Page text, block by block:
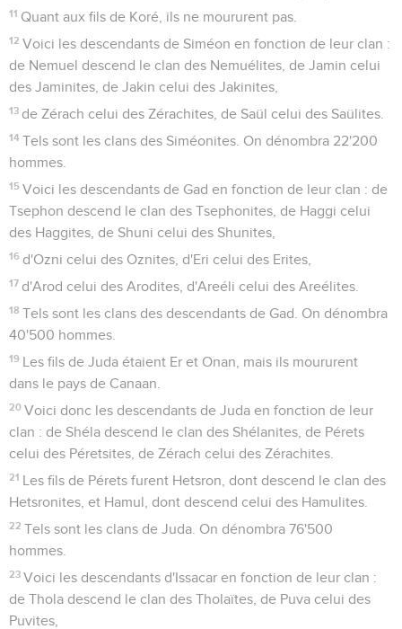
11 Quant aux fils de Koré, ils ne moururent pas.
12 Voici les descendants de Siméon en fonction de leur clan :
de Nemuel descend le clan des Nemuélites, de Jamin celui
des Jaminites, de Jakin celui des Jakinites,
13 de Zérach celui des Zérachites, de Saül celui des Saülites.
14 Tels sont les clans des Siméonites. On dénombra 22'200
hommes.
15 Voici les descendants de Gad en fonction de leur clan : de
Tsephon descend le clan des Tsephonites, de Haggi celui
des Haggites, de Shuni celui des Shunites,
16 d'Ozni celui des Oznites, d'Eri celui des Erites,
17 d'Arod celui des Arodites, d'Areéli celui des Areélites.
18 Tels sont les clans des descendants de Gad. On dénombra
40'500 hommes.
19 Les fils de Juda étaient Er et Onan, mais ils moururent
dans le pays de Canaan.
20 Voici donc les descendants de Juda en fonction de leur
clan : de Shéla descend le clan des Shélanites, de Pérets
celui des Péretsites, de Zérach celui des Zérachites.
21 Les fils de Pérets furent Hetsron, dont descend le clan des
Hetsronites, et Hamul, dont descend celui des Hamulites.
22 Tels sont les clans de Juda. On dénombra 76'500
hommes.
23 Voici les descendants d'Issacar en fonction de leur clan :
de Thola descend le clan des Tholaïtes, de Puva celui des
Puvites,